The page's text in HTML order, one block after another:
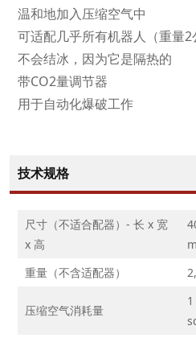
温和地加入压缩空气中
可适配几乎所有机器人（重量2
不会结冰，因为它是隔热的
带CO2量调节器
用于自动化爆破工作
技术规格
尺寸（不适合配器）- 长 x 宽
x 高
重量（不含适配器）
压缩空气消耗量